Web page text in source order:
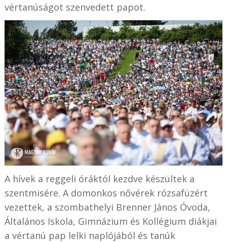
vértanúságot szenvedett papot.
A hívek a reggeli óráktól kezdve készültek a
szentmisére. A domonkos nővérek rózsafüzért
vezettek, a szombathelyi Brenner János Óvoda,
Általános Iskola, Gimnázium és Kollégium diákjai
a vértanú pap lelki naplójából és tanúk